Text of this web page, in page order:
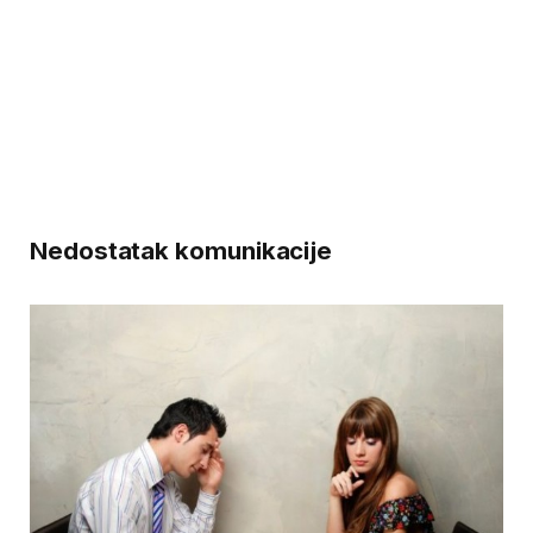
Nedostatak komunikacije